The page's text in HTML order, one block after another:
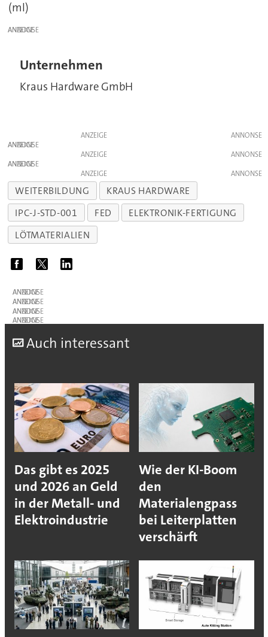
(ml)
ANZEIGE
Unternehmen
Kraus Hardware GmbH
ANZEIGE
ANZEIGE
ANZEIGE
ANZEIGE
ANZEIGE
WEITERBILDUNG
KRAUS HARDWARE
IPC-J-STD-001
FED
ELEKTRONIK-FERTIGUNG
LÖTMATERIALIEN
ANZEIGE
ANZEIGE
ANZEIGE
ANZEIGE
Auch interessant
Das gibt es 2025
und 2026 an Geld
in der Metall- und
Elektroindustrie
Wie der KI-Boom
den
Materialengpass
bei Leiterplatten
verschärft